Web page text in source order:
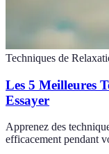
Techniques de
Les 5 Meilleures
Essayer
Apprenez des
efficacement pendant